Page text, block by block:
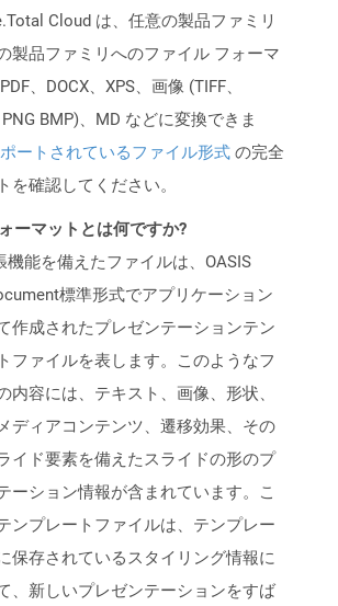
Cloud は、任意の製品ファミリ
製品ファミリへのファイル フォーマ
、DOCX、XPS、画像 (TIFF、
BMP)、MD などに変換できま
ートされているファイル形式 の完全
を確認してください。
ーマットとは何ですか?
機能を備えたファイルは、OASIS
標準形式でアプリケーション
作成されたプレゼンテーションテン
ファイルを表します。このようなフ
内容には、テキスト、画像、形状、
ディアコンテンツ、遷移効果、その
イド要素を備えたスライドの形のプ
ーション情報が含まれています。こ
ンプレートファイルは、テンプレー
保存されているスタイリング情報に
、新しいプレゼンテーションをすば